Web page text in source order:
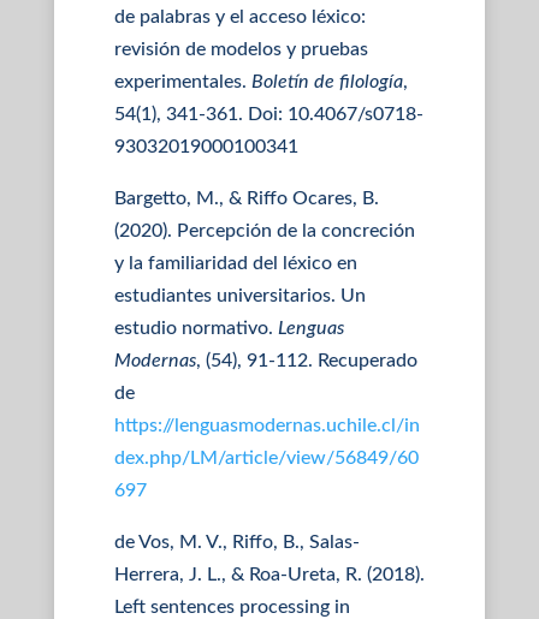
de palabras y el acceso léxico:
revisión de modelos y pruebas
experimentales. Boletín de filología,
54(1), 341-361. Doi: 10.4067/s0718-
93032019000100341
Bargetto, M., & Riffo Ocares, B.
(2020). Percepción de la concreción
y la familiaridad del léxico en
estudiantes universitarios. Un
estudio normativo. Lenguas
Modernas, (54), 91-112. Recuperado
de
https://lenguasmodernas.uchile.cl/in
dex.php/LM/article/view/56849/60
697
de Vos, M. V., Riffo, B., Salas-
Herrera, J. L., & Roa-Ureta, R. (2018).
Left sentences processing in